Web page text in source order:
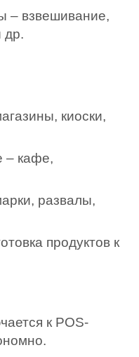
– взвешивание,
др.
киоски,
– кафе,
развалы,
продуктов к
к POS-